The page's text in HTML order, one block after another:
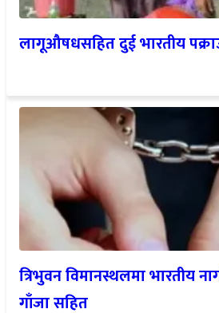
लागूऔषधसहित दुई भारतीय
त्रिभुवन विमानस्थलमा भारतीय
गाँजा सहित